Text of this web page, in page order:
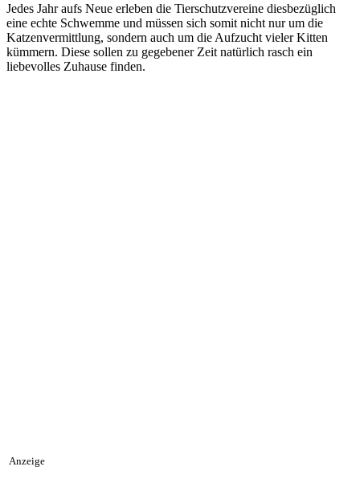
Jedes Jahr aufs Neue erleben die Tierschutzvereine diesbezüglich
eine echte Schwemme und müssen sich somit nicht nur um die
Katzenvermittlung, sondern auch um die Aufzucht vieler Kitten
kümmern. Diese sollen zu gegebener Zeit natürlich rasch ein
liebevolles Zuhause finden.
Anzeige